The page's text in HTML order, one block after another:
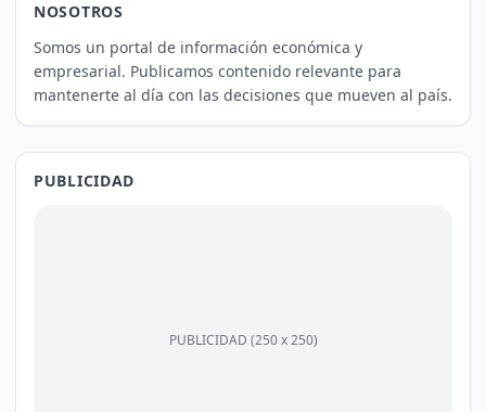
NOSOTROS
Somos un portal de información económica y
empresarial. Publicamos contenido relevante para
mantenerte al día con las decisiones que mueven al país.
PUBLICIDAD
PUBLICIDAD (250 x 250)